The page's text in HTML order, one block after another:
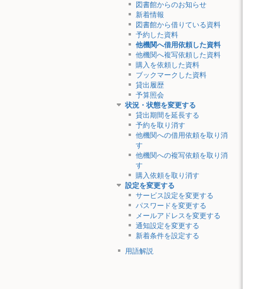
図書館からのお知らせ
新着情報
図書館から借りている資料
予約した資料
他機関へ借用依頼した資料
他機関へ複写依頼した資料
購入を依頼した資料
ブックマークした資料
貸出履歴
予算照会
状況・状態を変更する
貸出期間を延長する
予約を取り消す
他機関への借用依頼を取り消
す
他機関への複写依頼を取り消
す
購入依頼を取り消す
設定を変更する
サービス設定を変更する
パスワードを変更する
メールアドレスを変更する
通知設定を変更する
新着条件を設定する
用語解説